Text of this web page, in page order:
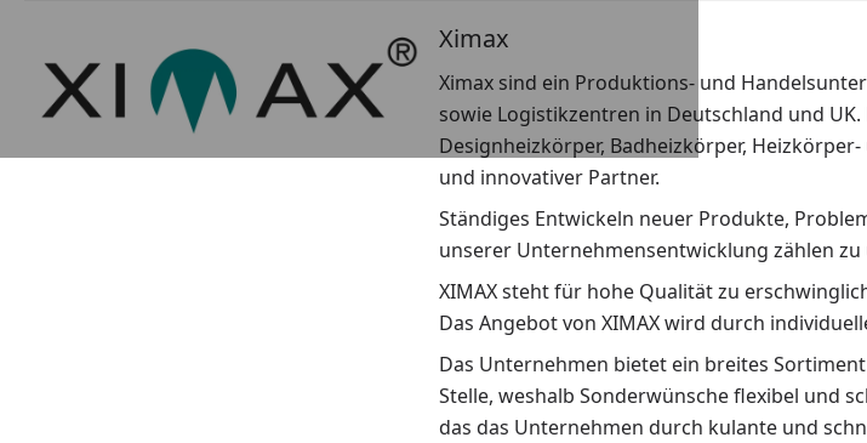
Ximax
Ximax sind ein Produktions- und
sowie Logistikzentren in Deutschland und
Designheizkörper, Badheizkörper,
und innovativer Partner.
Ständiges Entwickeln neuer Produkte,
unserer Unternehmensentwicklung zählen zu
XIMAX steht für hohe Qualität zu
Das Angebot von XIMAX wird durch
Das Unternehmen bietet ein breites
Stelle, weshalb Sonderwünsche flexibel und
das das Unternehmen durch kulante und